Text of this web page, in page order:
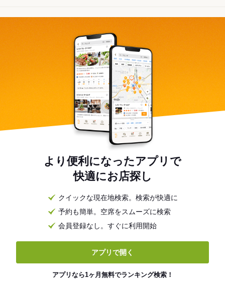
より便利になったアプリで
快適にお店探し
クイックな現在地検索。検索が快適に
予約も簡単。空席をスムーズに検索
会員登録なし。すぐに利用開始
アプリで開く
アプリなら1ヶ月無料でランキング検索！